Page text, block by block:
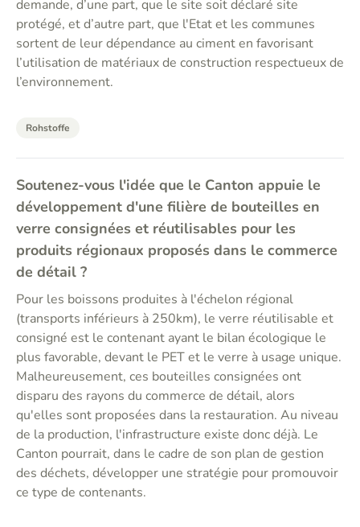
demande, d’une part, que le site soit déclaré site
protégé, et d’autre part, que l'Etat et les communes
sortent de leur dépendance au ciment en favorisant
l’utilisation de matériaux de construction respectueux de
l’environnement.
Rohstoffe
Soutenez-vous l'idée que le Canton appuie le
développement d'une filière de bouteilles en
verre consignées et réutilisables pour les
produits régionaux proposés dans le commerce
de détail ?
Pour les boissons produites à l'échelon régional
(transports inférieurs à 250km), le verre réutilisable et
consigné est le contenant ayant le bilan écologique le
plus favorable, devant le PET et le verre à usage unique.
Malheureusement, ces bouteilles consignées ont
disparu des rayons du commerce de détail, alors
qu'elles sont proposées dans la restauration. Au niveau
de la production, l'infrastructure existe donc déjà. Le
Canton pourrait, dans le cadre de son plan de gestion
des déchets, développer une stratégie pour promouvoir
ce type de contenants.